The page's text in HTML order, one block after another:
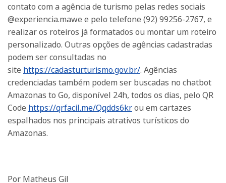
contato com a agência de turismo pelas redes sociais
@experiencia.mawe e pelo telefone (92) 99256-2767, e
realizar os roteiros já formatados ou montar um roteiro
personalizado. Outras opções de agências cadastradas
podem ser consultadas no
site https://cadastur.turismo.gov.br/. Agências
credenciadas também podem ser buscadas no chatbot
Amazonas to Go, disponível 24h, todos os dias, pelo QR
Code https://qrfacil.me/Qqdds6krou em cartazes
espalhados nos principais atrativos turísticos do
Amazonas.
Por Matheus Gil